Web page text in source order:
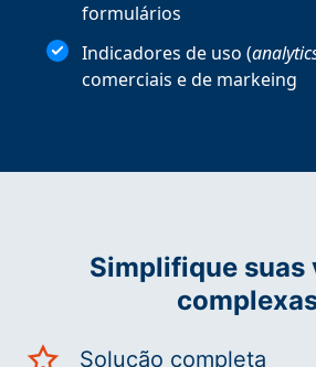
formulários
Indicadores de uso (
comerciais e de markeing
Simplifique suas
Solução completa